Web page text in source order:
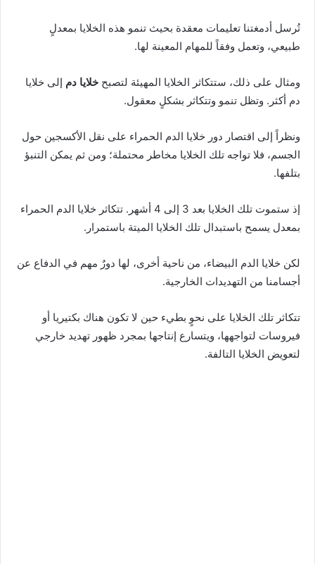
تُرسل أدمغتنا تعليمات معقدة بحيث تنمو هذه الخلايا بمعدلٍ
طبيعي، وتعمل وفقاً للمهام المعينة لها.
ومثال على ذلك، ستتكاثر الخلايا المهيئة لتصبح خلايا دم إلى خلايا
دم أكثر. وتظل تنمو وتتكاثر بشكلٍ معقول.
ونظراً إلى اقتصار دور خلايا الدم الحمراء على نقل الأكسجين حول
الجسم، فلا تواجه تلك الخلايا مخاطر محتملة؛ ومن ثم يمكن التنبؤ
بتلفها.
إذ ستموت تلك الخلايا بعد 3 إلى 4 أشهر. تتكاثر خلايا الدم الحمراء
بمعدل يسمح باستبدال تلك الخلايا الميتة باستمرار.
لكن خلايا الدم البيضاء، من ناحية أخرى، لها دورٌ مهم في الدفاع عن
أجسامنا من التهديدات الخارجية.
تتكاثر تلك الخلايا على نحوٍ بطيء حين لا تكون هناك بكتيريا أو
فيروسات لتواجهها، ويتسارع إنتاجها بمجرد ظهور تهديد خارجي
لتعويض الخلايا التالفة.